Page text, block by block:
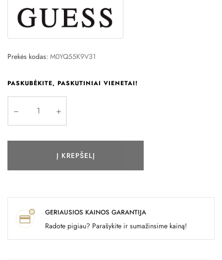
Prekės kodas: M0YQ55K9V31
PASKUBĖKITE, PASKUTINIAI VIENETAI!
Į KREPŠELĮ
GERIAUSIOS KAINOS GARANTIJA
Radote pigiau? Parašykite ir sumažinsime kainą!